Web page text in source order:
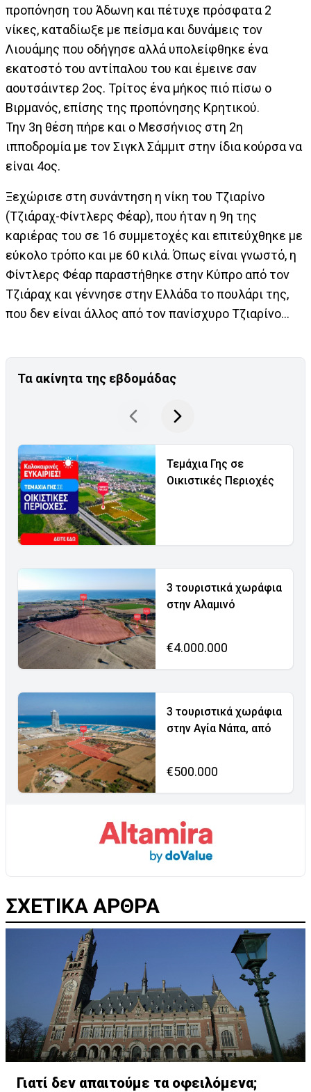
προπόνηση του Άδωνη και πέτυχε πρόσφατα 2
νίκες, καταδίωξε με πείσμα και δυνάμεις τον
Λιουάμης που οδήγησε αλλά υπολείφθηκε ένα
εκατοστό του αντίπαλου του και έμεινε σαν
αουτσάιντερ 2ος. Τρίτος ένα μήκος πιό πίσω ο
Βιρμανός, επίσης της προπόνησης Κρητικού.
Την 3η θέση πήρε και ο Μεσσήνιος στη 2η
ιπποδρομία με τον Σιγκλ Σάμμιτ στην ίδια κούρσα να
είναι 4ος.
Ξεχώρισε στη συνάντηση η νίκη του Τζιαρίνο
(Τζιάραχ-Φίντλερς Φέαρ), που ήταν η 9η της
καριέρας του σε 16 συμμετοχές και επιτεύχθηκε με
εύκολο τρόπο και με 60 κιλά. Όπως είναι γνωστό, η
Φίντλερς Φέαρ παραστήθηκε στην Κύπρο από τον
Τζιάραχ και γέννησε στην Ελλάδα το πουλάρι της,
που δεν είναι άλλος από τον πανίσχυρο Τζιαρίνο...
Τα ακίνητα της εβδομάδας
Τεμάχια Γης σε
Οικιστικές Περιοχές
3 τουριστικά χωράφια
στην Αλαμινό
€4.000.000
3 τουριστικά χωράφια
στην Αγία Νάπα, από
€500.000
ΣΧΕΤΙΚΑ ΑΡΘΡΑ
Γιατί δεν απαιτούμε τα οφειλόμενα;